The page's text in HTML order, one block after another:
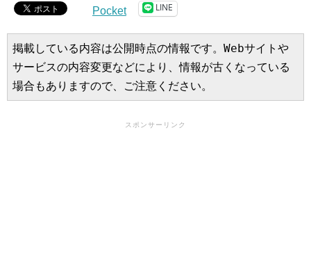
Pocket LINE
掲載している内容は公開時点の情報です。Webサイトや
サービスの内容変更などにより、情報が古くなっている
場合もありますので、ご注意ください。
スポンサーリンク